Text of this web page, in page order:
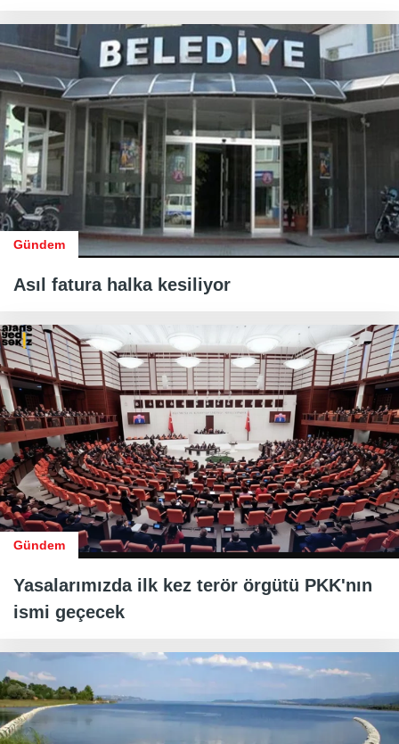
Gündem
Asıl fatura halka kesiliyor
Gündem
Yasalarımızda ilk kez terör örgütü PKK'nın
ismi geçecek